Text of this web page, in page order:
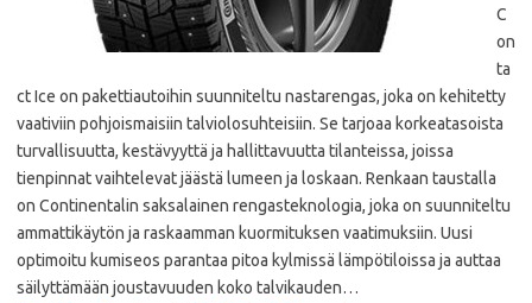
C
on
ta
ct Ice on pakettiautoihin suunniteltu nastarengas, joka on kehitetty
vaativiin pohjoismaisiin talviolosuhteisiin. Se tarjoaa korkeatasoista
turvallisuutta, kestävyyttä ja hallittavuutta tilanteissa, joissa
tienpinnat vaihtelevat jäästä lumeen ja loskaan. Renkaan taustalla
on Continentalin saksalainen rengasteknologia, joka on suunniteltu
ammattikäytön ja raskaamman kuormituksen vaatimuksiin. Uusi
optimoitu kumiseos parantaa pitoa kylmissä lämpötiloissa ja auttaa
säilyttämään joustavuuden koko talvikauden…